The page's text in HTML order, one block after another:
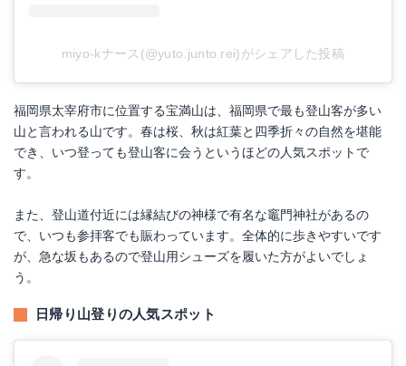
miyo-kナース(@yuto.junto.rei)がシェアした投稿
福岡県太宰府市に位置する宝満山は、福岡県で最も登山客が多い
山と言われる山です。春は桜、秋は紅葉と四季折々の自然を堪能
でき、いつ登っても登山客に会うというほどの人気スポットで
す。
また、登山道付近には縁結びの神様で有名な竈門神社があるの
で、いつも参拝客でも賑わっています。全体的に歩きやすいです
が、急な坂もあるので登山用シューズを履いた方がよいでしょ
う。
日帰り山登りの人気スポット